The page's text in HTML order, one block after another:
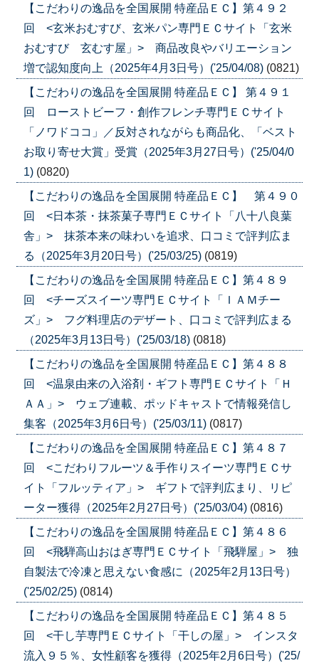
【こだわりの逸品を全国展開 特産品ＥＣ】第４９２
回 <玄米おむすび、玄米パン専門ＥＣサイト「玄米
おむすび 玄むす屋」> 商品改良やバリエーション
増で認知度向上（2025年4月3日号）('25/04/08) (0821)
【こだわりの逸品を全国展開 特産品ＥＣ】 第４９１
回 ローストビーフ・創作フレンチ専門ＥＣサイト
「ノワドココ」／反対されながらも商品化、「ベスト
お取り寄せ大賞」受賞（2025年3月27日号）('25/04/0
1) (0820)
【こだわりの逸品を全国展開 特産品ＥＣ】 第４９０
回 <日本茶・抹茶菓子専門ＥＣサイト「八十八良葉
舎」> 抹茶本来の味わいを追求、口コミで評判広ま
る（2025年3月20日号）('25/03/25) (0819)
【こだわりの逸品を全国展開 特産品ＥＣ】第４８９
回 <チーズスイーツ専門ＥＣサイト「ＩＡＭチー
ズ」> フグ料理店のデザート、口コミで評判広まる
（2025年3月13日号）('25/03/18) (0818)
【こだわりの逸品を全国展開 特産品ＥＣ】第４８８
回 <温泉由来の入浴剤・ギフト専門ＥＣサイト「Ｈ
ＡＡ」> ウェブ連載、ポッドキャストで情報発信し
集客（2025年3月6日号）('25/03/11) (0817)
【こだわりの逸品を全国展開 特産品ＥＣ】第４８７
回 <こだわりフルーツ＆手作りスイーツ専門ＥＣサ
イト「フルッティア」> ギフトで評判広まり、リピ
ーター獲得（2025年2月27日号）('25/03/04) (0816)
【こだわりの逸品を全国展開 特産品ＥＣ】第４８６
回 <飛騨高山おはぎ専門ＥＣサイト「飛騨屋」> 独
自製法で冷凍と思えない食感に（2025年2月13日号）
('25/02/25) (0814)
【こだわりの逸品を全国展開 特産品ＥＣ】第４８５
回 <干し芋専門ＥＣサイト「干しの屋」> インスタ
流入９５％、女性顧客を獲得（2025年2月6日号）('25/